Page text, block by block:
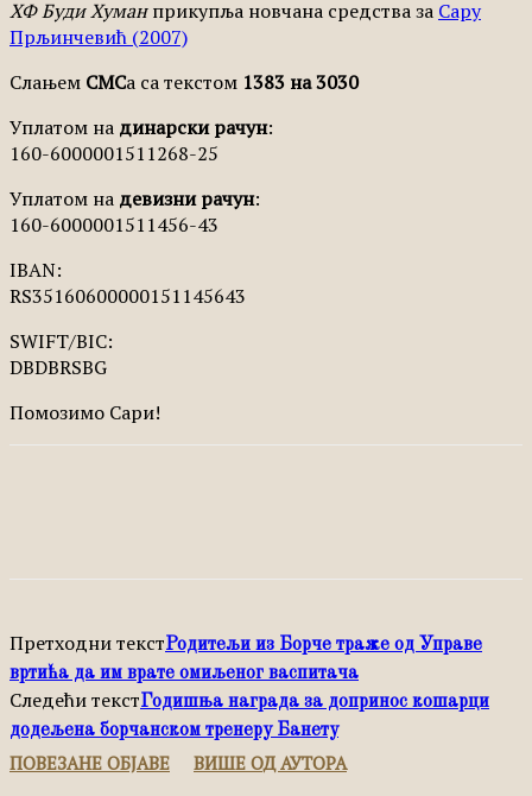
ХФ Буди Хуманприкупља новчана средства за Сару
Прљинчевић (2007)
Слањем СМСа са текстом 1383 на 3030
Уплатом на динарски рачун:
160-6000001511268-25
Уплатом на девизни рачун:
160-6000001511456-43
IBAN:
RS35160600000151145643
SWIFT/BIC:
DBDBRSBG
Помозимо Сари!
Претходни текстРодитељи из Борче траже од Управе
вртића да им врате омиљеног васпитача
Следећи текстГодишња награда за допринос кошарци
додељена борчанском тренеру Банету
ПОВЕЗАНЕ ОБЈАВЕ ВИШЕ ОД АУТОРА